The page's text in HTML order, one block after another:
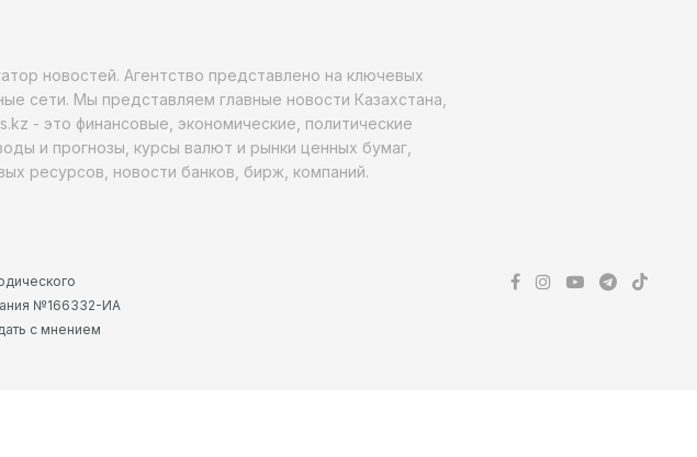
новостей. Агентство представлено на ключевых
сети. Мы представляем главные новости Казахстана,
- это финансовые, экономические, политические
и прогнозы, курсы валют и рынки ценных бумаг,
ресурсов, новости банков, бирж, компаний.
№166332-ИА
с мнением